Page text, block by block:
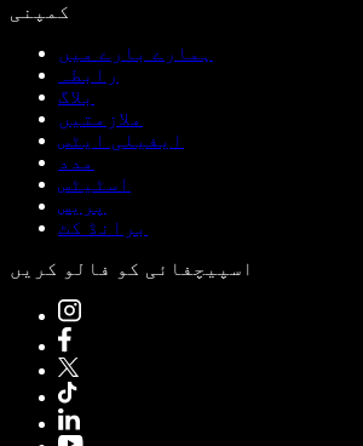
کمپنی
ہمارے بارے میں
رابطہ
بلاگ
ملازمتیں
ایفیلی ایٹس
مدد
اسٹیٹس
پریس
برانڈ کٹ
اسپیچفائی کو فالو کریں